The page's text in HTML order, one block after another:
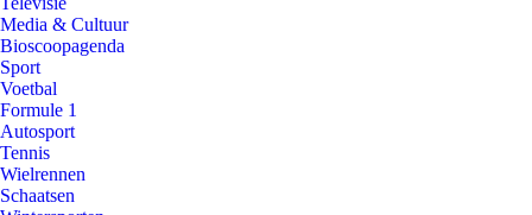
Media & Cultuur
Bioscoopagenda
Sport
Voetbal
Formule 1
Autosport
Tennis
Wielrennen
Schaatsen